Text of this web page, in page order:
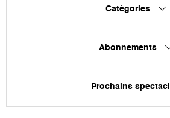
Catégories
Abonnements
Prochains